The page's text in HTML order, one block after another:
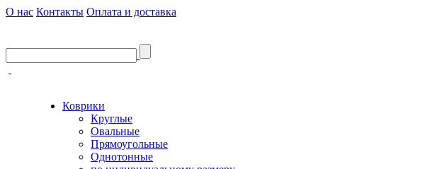
О нас Контакты Оплата и доставка
Коврики
Круглые
Овальные
Прямоугольные
Однотонные